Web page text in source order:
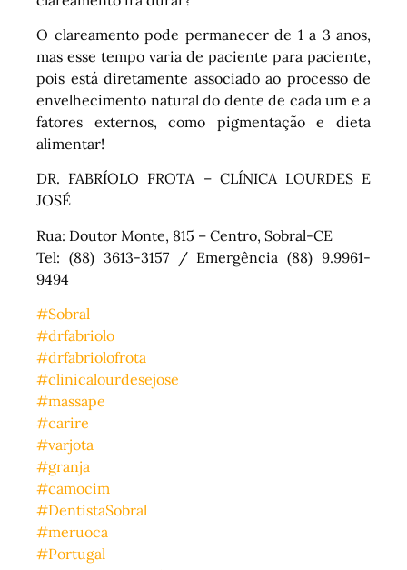
O clareamento pode permanecer de 1 a 3 anos,
mas esse tempo varia de paciente para paciente,
pois está diretamente associado ao processo de
envelhecimento natural do dente de cada um e a
fatores externos, como pigmentação e dieta
alimentar!
DR. FABRÍOLO FROTA – CLÍNICA LOURDES E
JOSÉ
Rua: Doutor Monte, 815 – Centro, Sobral-CE
Tel: (88) 3613-3157 / Emergência (88) 9.9961-
9494
#Sobral
#drfabriolo
#drfabriolofrota
#clinicalourdesejose
#massape
#carire
#varjota
#granja
#camocim
#DentistaSobral
#meruoca
#Portugal